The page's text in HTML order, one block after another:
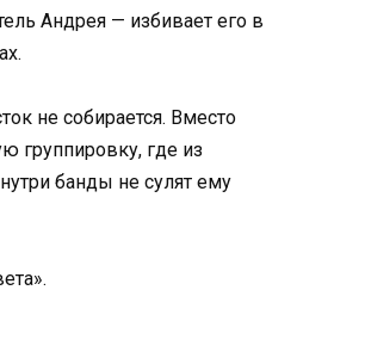
Андрея — избивает его в
не собирается. Вместо
группировку, где из
банды не сулят ему